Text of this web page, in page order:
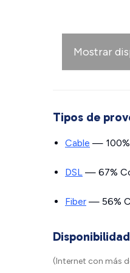
Mostrar
Tipos de
Cable — 100%
DSL — 67%
Fiber — 56%
(Internet con más